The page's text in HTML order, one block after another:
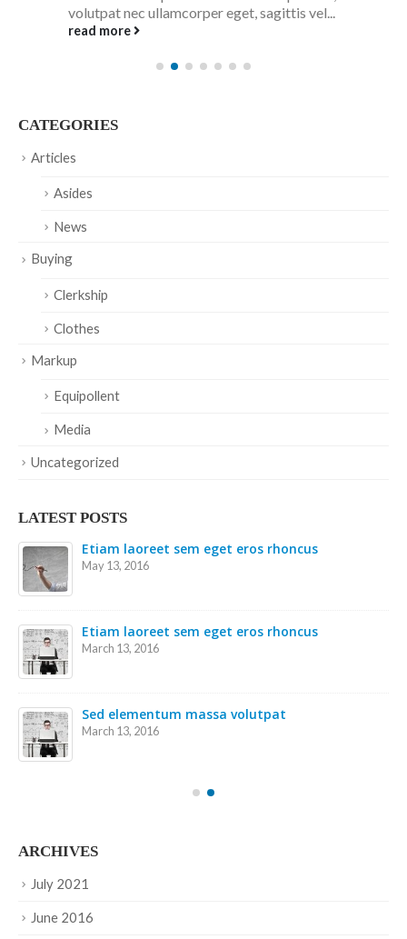
volutpat nec ullamcorper eget, sagittis vel...
read more
CATEGORIES
Articles
Asides
News
Buying
Clerkship
Clothes
Markup
Equipollent
Media
Uncategorized
LATEST POSTS
Etiam laoreet sem eget eros rhoncus
May 13, 2016
Etiam laoreet sem eget eros rhoncus
March 13, 2016
Sed elementum massa volutpat
March 13, 2016
ARCHIVES
July 2021
June 2016